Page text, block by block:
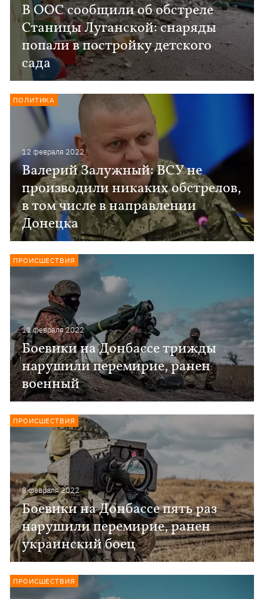
В ООС сообщили об обстреле
Станицы Луганской: снаряды
попали в постройку детского
сада
12 февраля 2022
Валерий Залужный: ВСУ не
производили никаких обстрелов,
в том числе в направлении
Донецка
ПОЛИТИКА
11 февраля 2022
Боевики на Донбассе трижды
нарушили перемирие, ранен
военный
ПРОИСШЕСТВИЯ
8 февраля 2022
Боевики на Донбассе пять раз
нарушили перемирие, ранен
украинский боец
ПРОИСШЕСТВИЯ
ПРОИСШЕСТВИЯ